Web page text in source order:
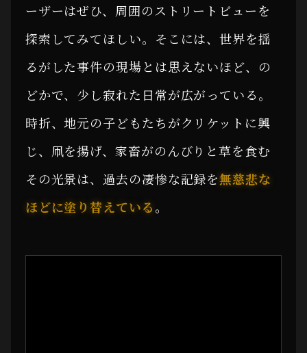
ーザーはぜひ、周囲のストリートビューを
探索してみてほしい。そこには、世界を揺
るがした事件の現場とは思えないほど、の
どかで、少し寂れた日常が広がっている。
時折、地元の子どもたちがクリケットに興
じ、凧を揚げ、家畜がのんびりと草を食む
その光景は、過去の凄惨な記録を無慈悲な
ほどに塗り替えている。